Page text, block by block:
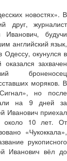
новостях». В
друг, журналист
будучи
английский язык,
Одессу, окунулся в
захвачен
броненосец
моряков. В
но после
на 9 дней за
Иванович приехал
около 10 лет. От
«Чукоккала»,
рукописного
Иванович вёл до